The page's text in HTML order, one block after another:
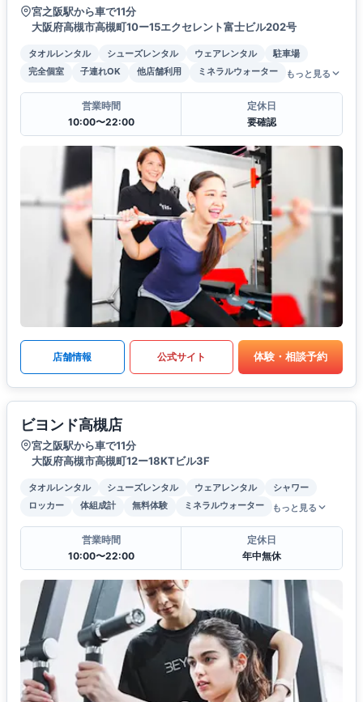
宮之阪駅から車で11分
大阪府高槻市高槻町10ー15エクセレント富士ビル202号
タオルレンタル シューズレンタル ウェアレンタル
駐車場
完全個室
子連れOK 他店舗利用 ミネラルウォーター もっと見る
営業時間
10:00〜22:00
定休日
要確認
店舗情報 公式サイト 体験・相談予約
ビヨンド高槻店
宮之阪駅から車で11分
大阪府高槻市高槻町12ー18KTビル3F
タオルレンタル シューズレンタル ウェアレンタル
シャワー
ロッカー
体組成計 無料体験 ミネラルウォーター もっと見る
営業時間
10:00〜22:00
定休日
年中無休